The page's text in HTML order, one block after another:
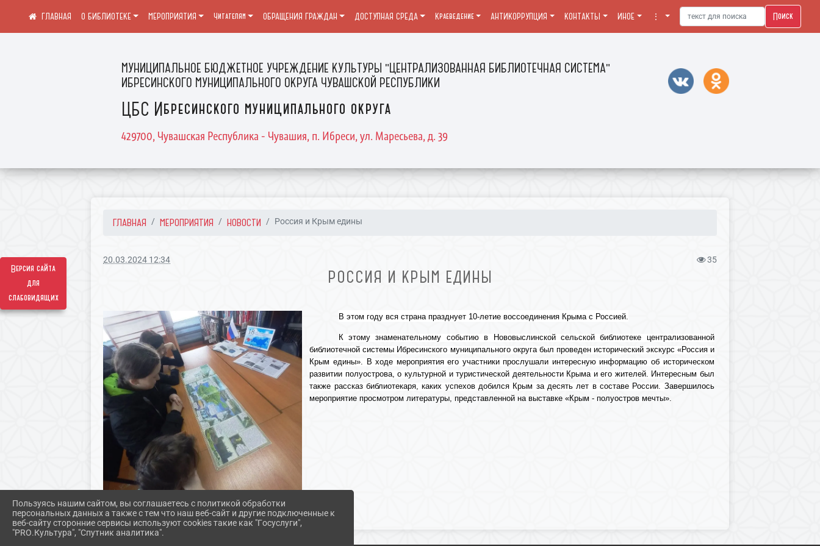
Версия сайта
для
слабовидящих
МУНИЦИПАЛЬНОЕ БЮДЖЕТНОЕ УЧРЕЖДЕНИЕ КУЛЬТУРЫ "ЦЕНТРАЛИЗОВАННАЯ БИБЛИОТЕЧНАЯ СИСТЕМА"
ИБРЕСИНСКОГО МУНИЦИПАЛЬНОГО ОКРУГА ЧУВАШСКОЙ РЕСПУБЛИКИ
ЦБС Ибресинского муниципального округа
429700, Чувашская Республика - Чувашия, п. Ибреси, ул. Маресьева, д. 39
О БИБЛИОТЕКЕ МЕРОПРИЯТИЯ Читателям ОБРАЩЕНИЯ ГРАЖДАН ДОСТУПНАЯ СРЕДА Краеведение АНТИКОРРУПЦИЯ КОНТАКТЫ ИНОЕ ⋮ Поиск
ГЛАВНАЯ МЕРОПРИЯТИЯ НОВОСТИ Россия и Крым едины
20.03.2024 12:34 35
РОССИЯ И КРЫМ ЕДИНЫ
В этом году вся страна празднует 10-летие воссоединения Крыма с Россией.
К этому знаменательному событию в Нововыслинской сельской библиотеке централизованной
библиотечной системы Ибресинского муниципального округа был проведен исторический экскурс «Россия и
Крым едины». В ходе мероприятия его участники прослушали интересную информацию об историческом
развитии полуострова, о культурной и туристической деятельности Крыма и его жителей. Интересным был
также рассказ библиотекаря, каких успехов добился Крым за десять лет в составе России. Завершилось
мероприятие просмотром литературы, представленной на выставке «Крым - полуостров мечты».
Пользуясь нашим сайтом, вы соглашаетесь с политикой обработки
персональных данных а также с тем что наш веб-сайт и другие подключенные к
веб-сайту сторонние сервисы используют cookies такие как "Госуслуги",
"PRO.Культура", "Спутник аналитика".